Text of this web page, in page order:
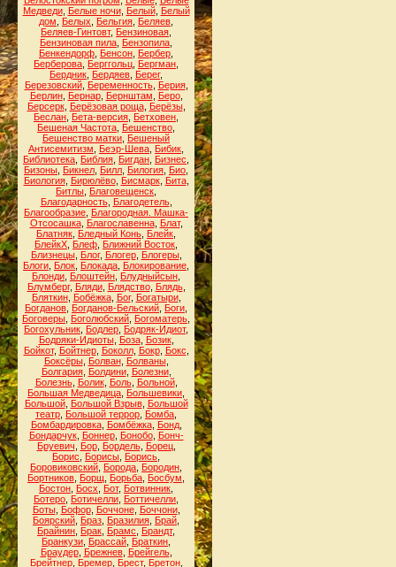
Медведи, Белые ночи, Белый, Белый
дом
Белых Бельгия Беляев
Беляев-Гинтовт, Бензиновая
Бензиновая пила Бензопила
Бенкендорф Бенсон Бербер
Берберова Берггольц Бергман
Бердник Бердяев Берег,
Березовский, Беременность, Берия,
Берлин, Бернар, Бернштам Беро,
Берсерк, Берёзовая роща, Берёзы,
Беслан Бета-версия Бетховен
Бешеная Частота Бешенство
Бешенство матки Бешеный
Антисемитизм
Беэр-Шева Бибик
Библиотека Библия Бигдан Бизнес
Бизоны Бикнел Билл Билогия Био
Биология, Бирюлёво, Бисмарк, Бита,
Битлы Благовещенск
Благодарность, Благодетель,
Благообразие Благородная. Машка-
Отсосашка, Благославенна, Блат,
Блатняк Бледный Конь Блейк
БлейкХ Блеф Ближний Восток
Близнецы, Блог, Блогер, Блогеры,
Блоги Блок Блокада Блокирование
Блонди Блоштейн Блудныйсын
Блумберг, Бляди, Блядство, Блядь,
Бляткин, Бобёжка, Бог, Богатыри,
Богданов Богданов-Бельский Боги
Боговеры Боголюбский Богоматерь
Богохульник Бодлер Бодряк-Идиот,
Бодряки-Идиоты, Боза, Бозик,
Бойкот, Бойтнер, Боколл, Бокр, Бокс
Боксёры, Болван, Болваны,
Болгария, Болдини, Болезни,
Болезнь, Болик, Боль, Больной,
Большая Медведица Большевики
Большой, Большой Взрыв, Большой
театр Большой террор Бомба
Бомбардировка, Бомбёжка, Бонд,
Бондарчук, Боннер, Бонобо, Бонч-
Бруевич
Бор, Бордель, Борец,
Борис
Борисы Борись
Боровиковский Борода Бородин
Бортников Борщ Борьба Босбум
Бостон Босх Бот, Ботвинник
Ботеро Ботичелли Боттичелли
Боты, Бофор, Боччоне, Боччони,
Боярский Браз Бразилия Брай
Брайнин Брак Брамс Брандт,
Бранкузи Брассай Браткин
Браудер, Брежнев, Брейгель,
Брейтнер, Бремер, Брест, Бретон,